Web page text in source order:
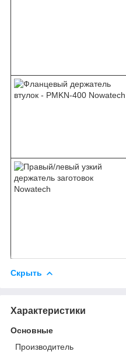
Скрыть
Характеристики
Основные
Производитель